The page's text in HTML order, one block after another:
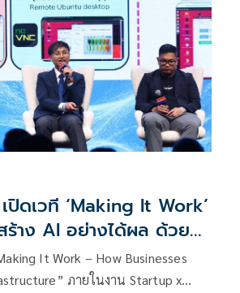
ปิดเวที ‘Making It Work’
ร้าง AI อย่างได้ผล ด้วย
ฐานที่ใช่สำหรับธุรกิจไทย
It Work – How Businesses
ภายในงาน Startup x